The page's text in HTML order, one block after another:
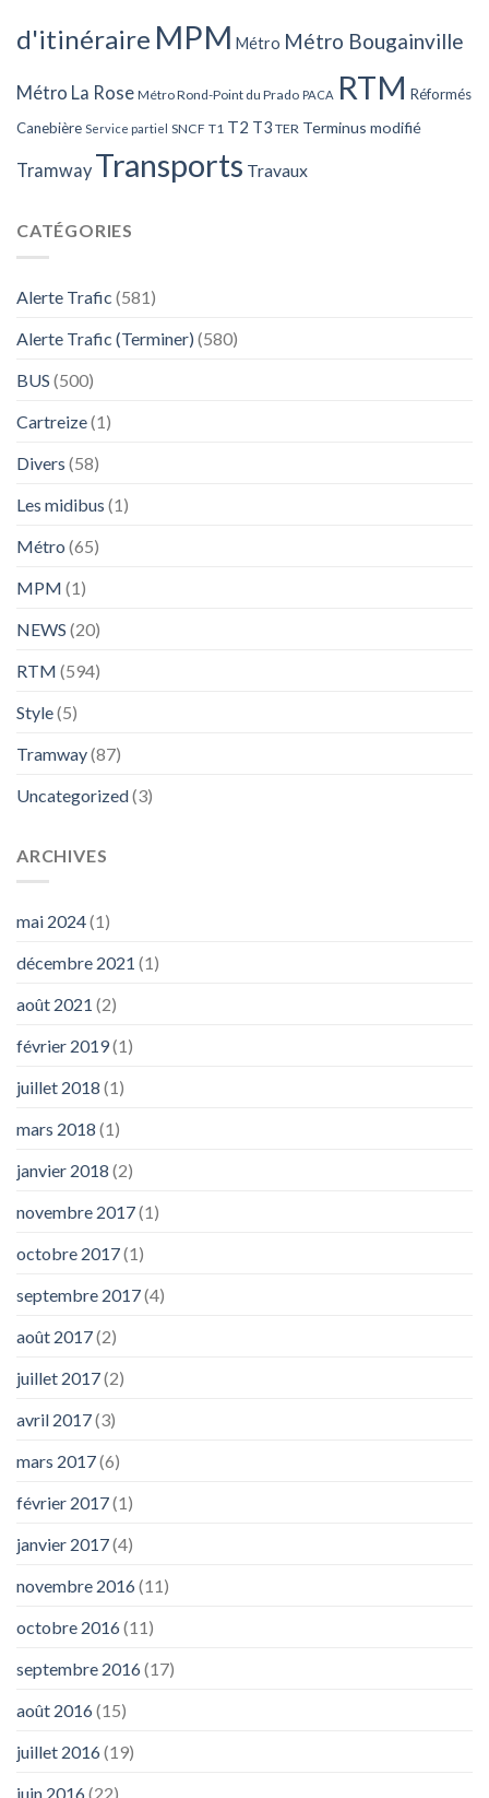
d'itinéraire MPM Métro Métro Bougainville
Métro La Rose Métro Rond-Point du Prado PACA RTM Réformés
Canebière Service partiel SNCF T1 T2 T3 TER Terminus modifié
Tramway Transports Travaux
CATÉGORIES
Alerte Trafic (581)
Alerte Trafic (Terminer) (580)
BUS (500)
Cartreize(1)
Divers (58)
Les midibus (1)
Métro (65)
MPM (1)
NEWS (20)
RTM (594)
Style(5)
Tramway(87)
Uncategorized(3)
ARCHIVES
mai 2024(1)
décembre 2021 (1)
août 2021 (2)
février 2019(1)
juillet 2018 (1)
mars 2018 (1)
janvier 2018 (2)
novembre 2017(1)
octobre 2017(1)
septembre 2017(4)
août 2017(2)
juillet 2017(2)
avril 2017(3)
mars 2017(6)
février 2017(1)
janvier 2017(4)
novembre 2016(11)
octobre 2016(11)
septembre 2016(17)
août 2016(15)
juillet 2016(19)
juin 2016(22)